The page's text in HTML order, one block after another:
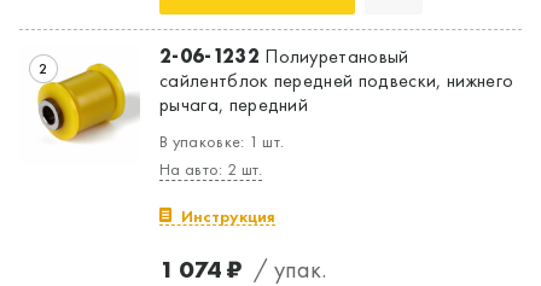
2 2-06-1232 Полиуретановый
сайлентблок передней подвески, нижнего
рычага, передний
В упаковке: 1 шт.
На авто: 2 шт.
Инструкция
1 074 ₽ / упак.